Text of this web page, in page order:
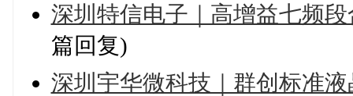
深圳特信电子｜高增益七频
篇回复)
深圳宇华微科技｜群创标准